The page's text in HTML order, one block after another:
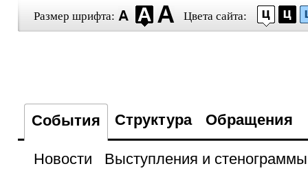
Размер шрифта: Цвета сайта:
События Структура Обращения
Новости
Выступления и стенограммы